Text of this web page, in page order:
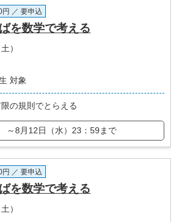
／ 要申込
を数学で考える
）
対象
の規則でとらえる
～8月12日（水）23：59まで
／ 要申込
を数学で考える
）